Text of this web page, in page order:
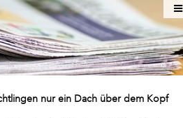
nur ein Dach über dem Kopf